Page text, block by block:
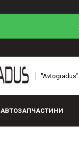
"Avtogradus"
АВТОЗАПЧАСТИНИ